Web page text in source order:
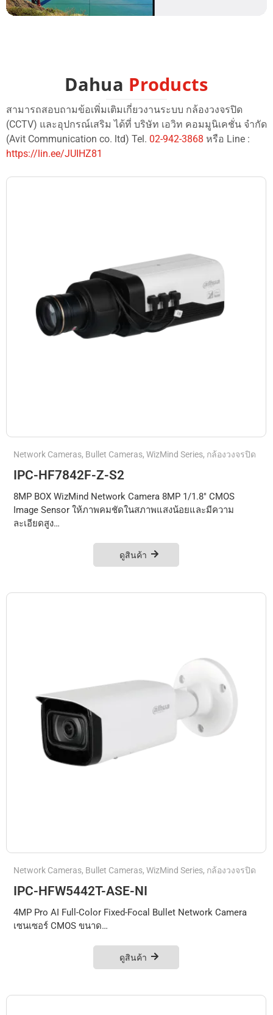
Dahua Products
สามารถสอบถามข้อเพิ่มเติมเกี่ยวงานระบบ กล้องวงจรปิด
(CCTV) และอุปกรณ์เสริม ได้ที่ บริษัท เอวิท คอมมูนิเคชั่น จำกัด
(Avit Communication co. ltd) Tel. 02-942-3868 หรือ Line :
https://lin.ee/JUIHZ81
Network Cameras, Bullet Cameras, WizMind Series, กล้องวงจรปิด
IPC-HF7842F-Z-S2
8MP BOX WizMind Network Camera 8MP 1/1.8" CMOS
Image Sensor ให้ภาพคมชัดในสภาพแสงน้อยและมีความ
ละเอียดสูง…
ดูสินค้า
Network Cameras, Bullet Cameras, WizMind Series, กล้องวงจรปิด
IPC-HFW5442T-ASE-NI
4MP Pro AI Full-Color Fixed-Focal Bullet Network Camera
เซนเซอร์ CMOS ขนาด…
ดูสินค้า